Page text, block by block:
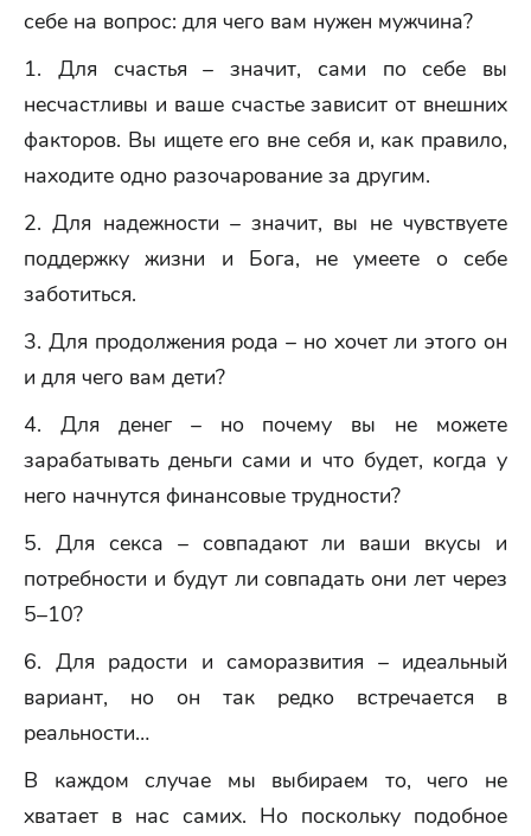
себе на вопрос: для чего вам нужен мужчина?
1. Для счастья – значит, сами по себе вы
несчастливы и ваше счастье зависит от внешних
факторов. Вы ищете его вне себя и, как правило,
находите одно разочарование за другим.
2. Для надежности – значит, вы не чувствуете
поддержку жизни и Бога, не умеете о себе
заботиться.
3. Для продолжения рода – но хочет ли этого он
и для чего вам дети?
4. Для денег – но почему вы не можете
зарабатывать деньги сами и что будет, когда у
него начнутся финансовые трудности?
5. Для секса – совпадают ли ваши вкусы и
потребности и будут ли совпадать они лет через
5–10?
6. Для радости и саморазвития – идеальный
вариант, но он так редко встречается в
реальности…
В каждом случае мы выбираем то, чего не
хватает в нас самих. Но поскольку подобное